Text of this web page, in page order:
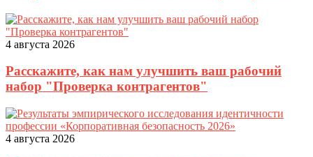
4 августа 2026
Расскажите, как нам улучшить ваш рабочий
набор "Проверка контрагентов"
4 августа 2026